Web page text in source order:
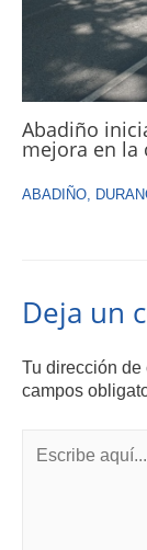
Abadiño
mejora en la
ABADIÑO,
Deja un
Tu dirección
campos